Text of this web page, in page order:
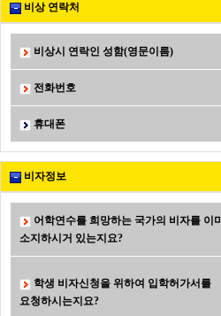
비상 연락처
비상시 연락인 성함(영문이름)
전화번호
휴대폰
비자정보
어학연수를 희망하는 국가의 비자를 이미
소지하시거 있는지요?
학생 비자신청을 위하여 입학허가서를
요청하시는지요?